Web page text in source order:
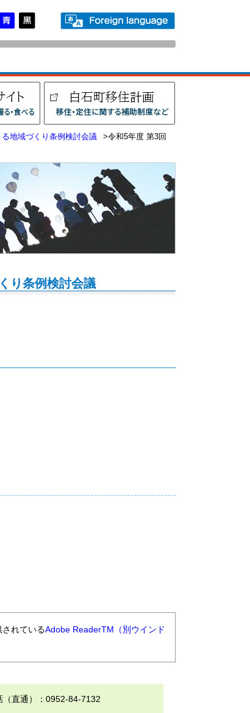
地域づくり条例検討会議
>令和5年度 第3回
り条例検討会議
れているAdobe ReaderTM（別ウインド
直通）：0952-84-7132